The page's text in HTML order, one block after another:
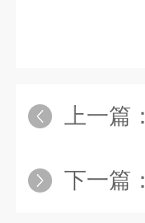
上一篇：
下一篇：